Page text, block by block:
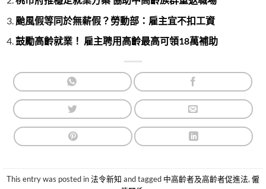
颱風假等同於無薪假？勞動部：雇主宜不扣工資
鼓勵高齡就業！ 雇主聘用高齡最高可領18萬補助
This entry was posted in法令新知 and tagged 中高齡者及高齡者促進法, 僱